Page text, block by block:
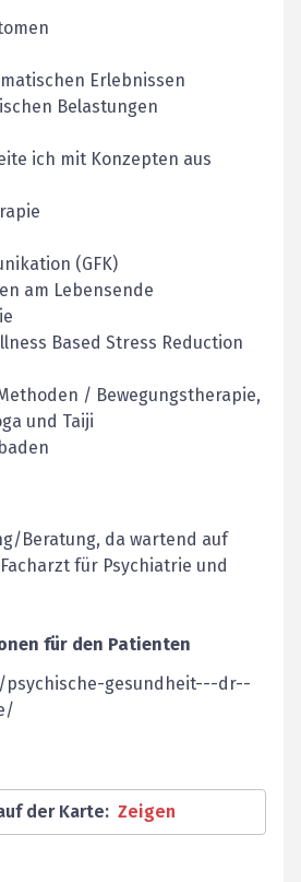
Erlebnissen
Belastungen
ich mit Konzepten aus
(GFK)
am Lebensende
Based Stress Reduction
/ Bewegungstherapie,
und Taiji
Beratung, da wartend auf
für Psychiatrie und
für den Patienten
psychische-gesundheit---dr--
der Karte: Zeigen